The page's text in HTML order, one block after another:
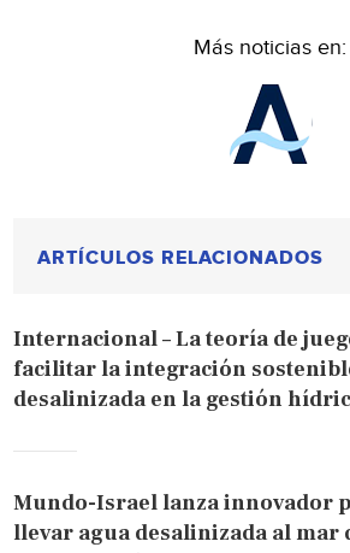
Más noticias en:
ARTÍCULOS RELACIONADOS
Internacional – La teoría de
facilitar la integración
desalinizada en la gestión
Mundo-Israel lanza innovador
llevar agua desalinizada al mar